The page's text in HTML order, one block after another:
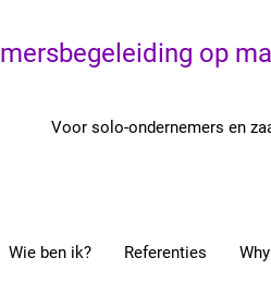
op
Voor solo-ondernemers en
Wie ben ik? Referenties